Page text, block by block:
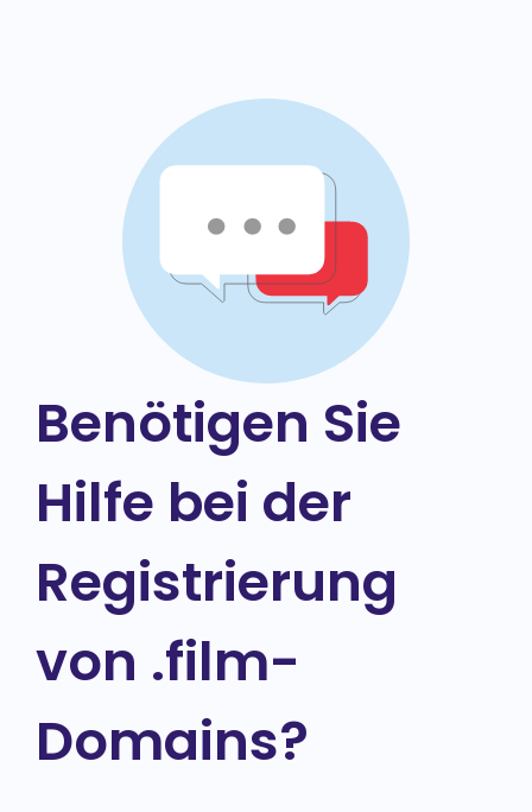
Benötigen Sie
Hilfe bei der
Registrierung
von .film-
Domains?